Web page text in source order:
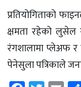
प्रतियोगिताको
क्षमता रहेको लुसेल
रंगशालामा प्लेअफ
पेनेसुला पत्रिकाले